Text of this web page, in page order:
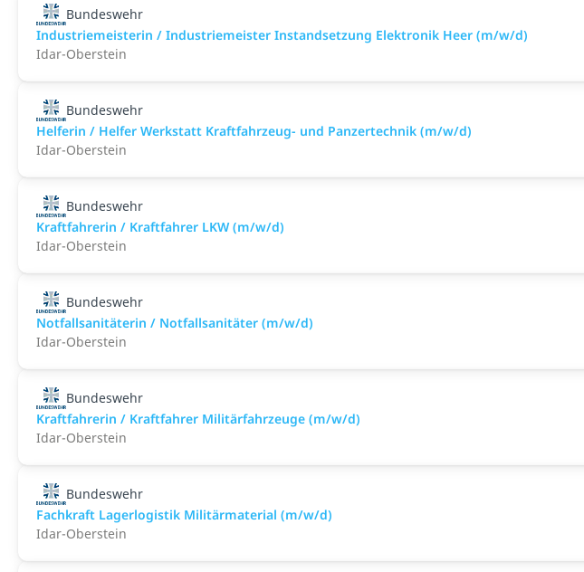
Bundeswehr
Industriemeisterin / Industriemeister Instandsetzung Elektronik Heer (m/w/d)
Idar-Oberstein
Bundeswehr
Helferin / Helfer Werkstatt Kraftfahrzeug- und Panzertechnik (m/w/d)
Idar-Oberstein
Bundeswehr
Kraftfahrerin / Kraftfahrer LKW (m/w/d)
Idar-Oberstein
Bundeswehr
Notfallsanitäterin / Notfallsanitäter (m/w/d)
Idar-Oberstein
Bundeswehr
Kraftfahrerin / Kraftfahrer Militärfahrzeuge (m/w/d)
Idar-Oberstein
Bundeswehr
Fachkraft Lagerlogistik Militärmaterial (m/w/d)
Idar-Oberstein